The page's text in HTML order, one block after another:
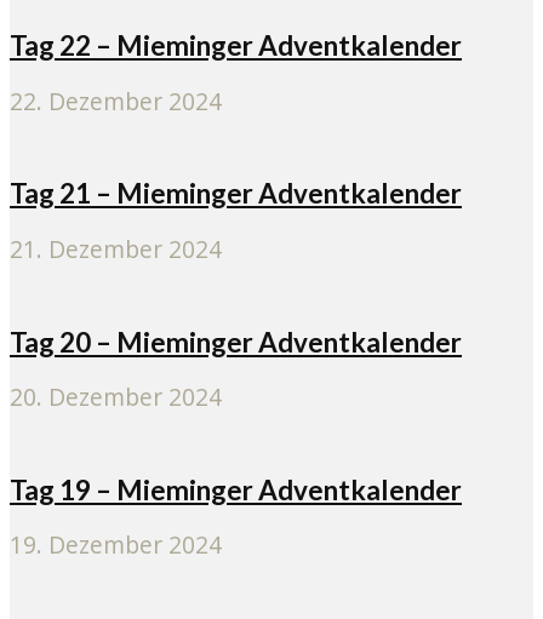
Tag 22 – Mieminger Adventkalender
22. Dezember 2024
Tag 21 – Mieminger Adventkalender
21. Dezember 2024
Tag 20 – Mieminger Adventkalender
20. Dezember 2024
Tag 19 – Mieminger Adventkalender
19. Dezember 2024